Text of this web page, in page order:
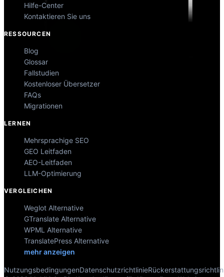
Hilfe-Center
Kontaktieren Sie uns
RESSOURCEN
Blog
Glossar
Fallstudien
Kostenloser Übersetzer
FAQs
Migrationen
LERNEN
Mehrsprachige SEO
GEO Leitfaden
AEO-Leitfaden
LLM-Optimierung
VERGLEICHEN
Weglot Alternative
GTranslate Alternative
WPML Alternative
TranslatePress Alternative
mehr anzeigen
NutzungsbedingungenDatenschutzrichtlinie